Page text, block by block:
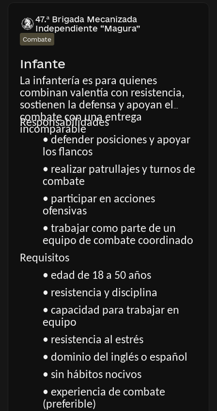
47.ª Brigada Mecanizada
Independiente “Magura”
Combate
Infante
La infantería es para quienes
combinan valentía con resistencia,
sostienen la defensa y apoyan el
combate con una entrega
incomparable
Responsabilidades
• defender posiciones y apoyar
los flancos
• realizar patrullajes y turnos de
combate
• participar en acciones
ofensivas
• trabajar como parte de un
equipo de combate coordinado
Requisitos
• edad de 18 a 50 años
• resistencia y disciplina
• capacidad para trabajar en
equipo
• resistencia al estrés
• dominio del inglés o español
• sin hábitos nocivos
• experiencia de combate
(preferible)